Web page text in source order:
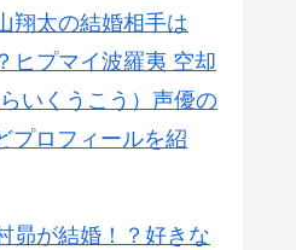
翔太の結婚相手は
ヒプマイ波羅夷 空却
いくうこう）声優の
プロフィールを紹
昴が結婚！？好きな